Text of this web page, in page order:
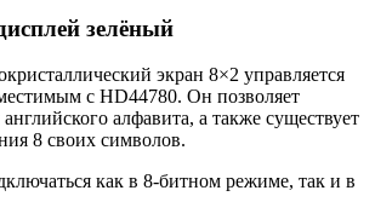
зелёный
экран 8×2 управляется
с HD44780. Он позволяет
алфавита, а также существует
8 своих символов.
как в 8-битном режиме, так и в